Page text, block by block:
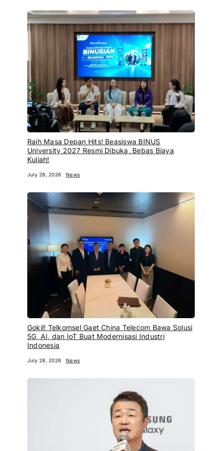
Raih Masa Depan Hits! Beasiswa BINUS
University 2027 Resmi Dibuka, Bebas Biaya
Kuliah!
July 28, 2026 News
Gokil! Telkomsel Gaet China Telecom Bawa Solusi
5G, AI, dan IoT Buat Modernisasi Industri
Indonesia
July 28, 2026 News